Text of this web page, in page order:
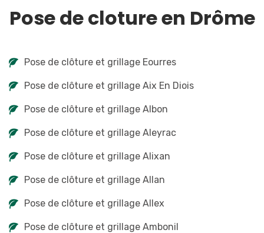
Pose de cloture en Drôme
Pose de clôture et grillage Eourres
Pose de clôture et grillage Aix En Diois
Pose de clôture et grillage Albon
Pose de clôture et grillage Aleyrac
Pose de clôture et grillage Alixan
Pose de clôture et grillage Allan
Pose de clôture et grillage Allex
Pose de clôture et grillage Ambonil